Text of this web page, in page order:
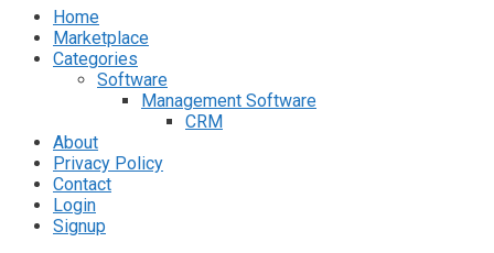
Home
Marketplace
Categories
Software
Management Software
CRM
About
Privacy Policy
Contact
Login
Signup